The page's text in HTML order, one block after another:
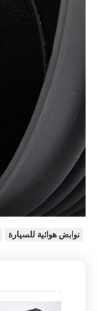
نوابض هوائية للسيارة